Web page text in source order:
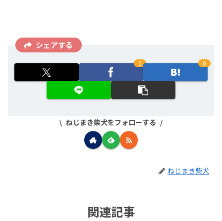
シェアする
0 0
ねじまき柴犬をフォローする
ねじまき柴犬
関連記事